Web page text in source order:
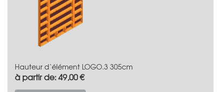
Hauteur d‘élément LOGO.3 305cm
à partir de: 49,00 €